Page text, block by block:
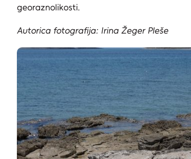
georaznolikosti.
Autorica fotografija: Irina Žeger Pleše